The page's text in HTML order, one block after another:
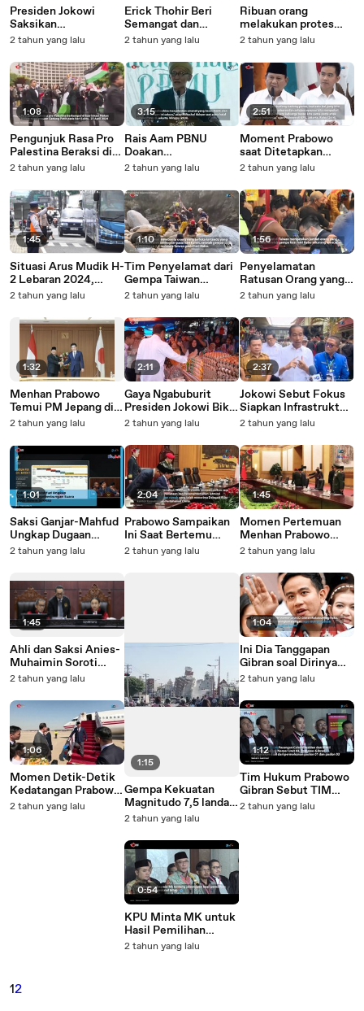
Presiden Jokowi
Saksikan
Pertandingan
Uzbekistan, Istana
Negara, 29 April
2024_1
2 tahun yang lalu
1:08
Pengunjuk Rasa Pro
Palestina Beraksi di
White House
Dinner
2 tahun yang lalu
1:45
Situasi Arus Mudik H-
2 Lebaran 2024,
Kapolres Sampaikan
2 tahun yang lalu
1:32
Menhan Prabowo
Temui PM Jepang di
Tokyo, Bahas
Kolaborasi
2 tahun yang lalu
1:01
Saksi Ganjar-Mahfud
Ungkap Dugaan
Penggelembungan
2 tahun yang lalu
1:45
Ahli dan Saksi Anies-
Muhaimin Soroti
Proses Pencalonan
Bansos
2 tahun yang lalu
1:06
Momen Detik-Detik
Kedatangan Prabowo
di Beijing China,
2 tahun yang lalu
Erick Thohir Beri
Semangat dan
Motivasi untuk
Kalah dengan
Uzbekistan
2 tahun yang lalu
3:15
Rais Aam PBNU
Doakan
Pemerintahan
Kebersamaan Sejak
1996
2 tahun yang lalu
1:10
Tim Penyelamat dari
Gempa Taiwan
Melakukan
yang Terluka
Menggunakan
Helikopter
2 tahun yang lalu
2:11
Gaya Ngabuburit
Presiden Jokowi Bikin
Heboh, saat Berburu
Jambi
2 tahun yang lalu
2:04
Prabowo Sampaikan
Ini Saat Bertemu
Perdana Menteri
2 tahun yang lalu
1:15
Gempa Kekuatan
Magnitudo 7,5 landa
Taiwan
2 tahun yang lalu
0:54
KPU Minta MK untuk
Hasil Pemilihan
Umum Nasional Tetap
2 tahun yang lalu
Ribuan orang
melakukan protes
pemilu dan
gaza
2 tahun yang lalu
2:51
Moment Prabowo
saat Ditetapkan
Presiden Terpilih,
Kasih ke Anies-Imin,
Ganjar-Mahfud dan
Ajak Bersatu
2 tahun yang lalu
1:56
Penyelamatan
Ratusan Orang yang
Masih Terdampar
Taiwan 18 Orang
Masih Hilang
2 tahun yang lalu
2:37
Jokowi Sebut Fokus
Siapkan Infrastruktur
Alkes untuk RSUD
Bungo di Jambi
2 tahun yang lalu
1:45
Momen Pertemuan
Menhan Prabowo
dengan Presiden
2 tahun yang lalu
1:04
Ini Dia Tanggapan
Gibran soal Dirinya
Dibandingkan dengan
2 tahun yang lalu
1:12
Tim Hukum Prabowo
Gibran Sebut TIM
Hukum 01 dan 02
2 tahun yang lalu
12